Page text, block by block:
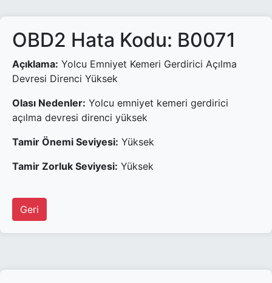
OBD2 Hata Kodu: B0071
Açıklama: Yolcu Emniyet Kemeri Gerdirici Açılma
Devresi Direnci Yüksek
Olası Nedenler: Yolcu emniyet kemeri gerdirici
açılma devresi direnci yüksek
Tamir Önemi Seviyesi: Yüksek
Tamir Zorluk Seviyesi: Yüksek
Geri